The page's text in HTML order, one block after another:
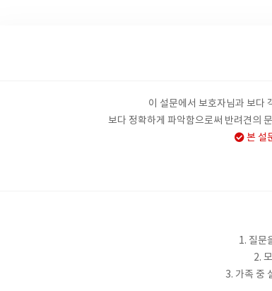
이 설문에서 보호자님과 보다
보다 정확하게 파악함으로써 반려견의
본 설
1. 질문
2.
3. 가족 중